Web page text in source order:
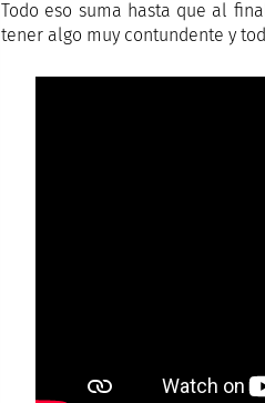
Todo eso suma hasta que al
tener algo muy contundente y